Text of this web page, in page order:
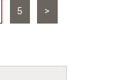
5 >